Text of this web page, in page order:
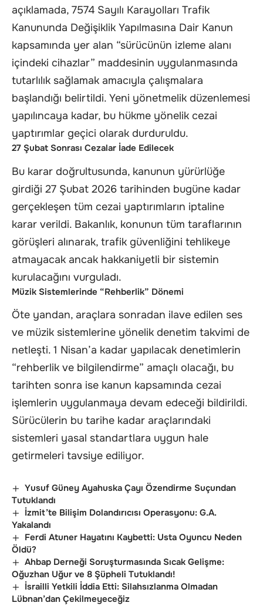
açıklamada, 7574 Sayılı Karayolları Trafik
Kanununda Değişiklik Yapılmasına Dair Kanun
kapsamında yer alan “sürücünün izleme alanı
içindeki cihazlar” maddesinin uygulanmasında
tutarlılık sağlamak amacıyla çalışmalara
başlandığı belirtildi. Yeni yönetmelik düzenlemesi
yapılıncaya kadar, bu hükme yönelik cezai
yaptırımlar geçici olarak durduruldu.
27 Şubat Sonrası Cezalar İade Edilecek
Bu karar doğrultusunda, kanunun yürürlüğe
girdiği 27 Şubat 2026 tarihinden bugüne kadar
gerçekleşen tüm cezai yaptırımların iptaline
karar verildi. Bakanlık, konunun tüm taraflarının
görüşleri alınarak, trafik güvenliğini tehlikeye
atmayacak ancak hakkaniyetli bir sistemin
kurulacağını vurguladı.
Müzik Sistemlerinde “Rehberlik” Dönemi
Öte yandan, araçlara sonradan ilave edilen ses
ve müzik sistemlerine yönelik denetim takvimi de
netleşti. 1 Nisan’a kadar yapılacak denetimlerin
“rehberlik ve bilgilendirme” amaçlı olacağı, bu
tarihten sonra ise kanun kapsamında cezai
işlemlerin uygulanmaya devam edeceği bildirildi.
Sürücülerin bu tarihe kadar araçlarındaki
sistemleri yasal standartlara uygun hale
getirmeleri tavsiye ediliyor.
Yusuf Güney Ayahuska Çayı Özendirme Suçundan
Tutuklandı
İzmit’te Bilişim Dolandırıcısı Operasyonu: G.A.
Yakalandı
Ferdi Atuner Hayatını Kaybetti: Usta Oyuncu Neden
Öldü?
Ahbap Derneği Soruşturmasında Sıcak Gelişme:
Oğuzhan Uğur ve 8 Şüpheli Tutuklandı!
İsrailli Yetkili İddia Etti: Silahsızlanma Olmadan
Lübnan’dan Çekilmeyeceğiz